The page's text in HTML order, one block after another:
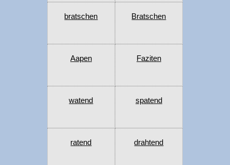
bratschen Bratschen
Aapen Faziten
watend spatend
ratend drahtend